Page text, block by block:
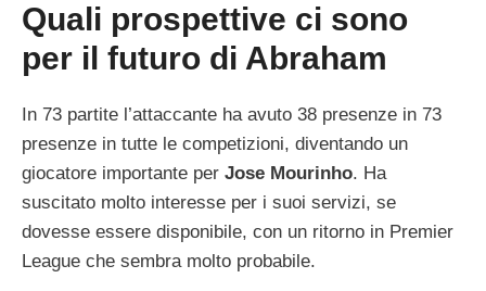
Quali prospettive ci sono
per il futuro di Abraham
In 73 partite l’attaccante ha avuto 38 presenze in 73
presenze in tutte le competizioni, diventando un
giocatore importante per Jose Mourinho. Ha
suscitato molto interesse per i suoi servizi, se
dovesse essere disponibile, con un ritorno in Premier
League che sembra molto probabile.